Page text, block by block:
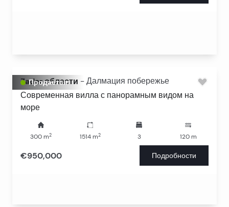
Продается
Zadar области - Далмация побережье
Современная вилла с панорамным видом на
море
300 m2 1514m2 3 120m
€950,000 Подробности